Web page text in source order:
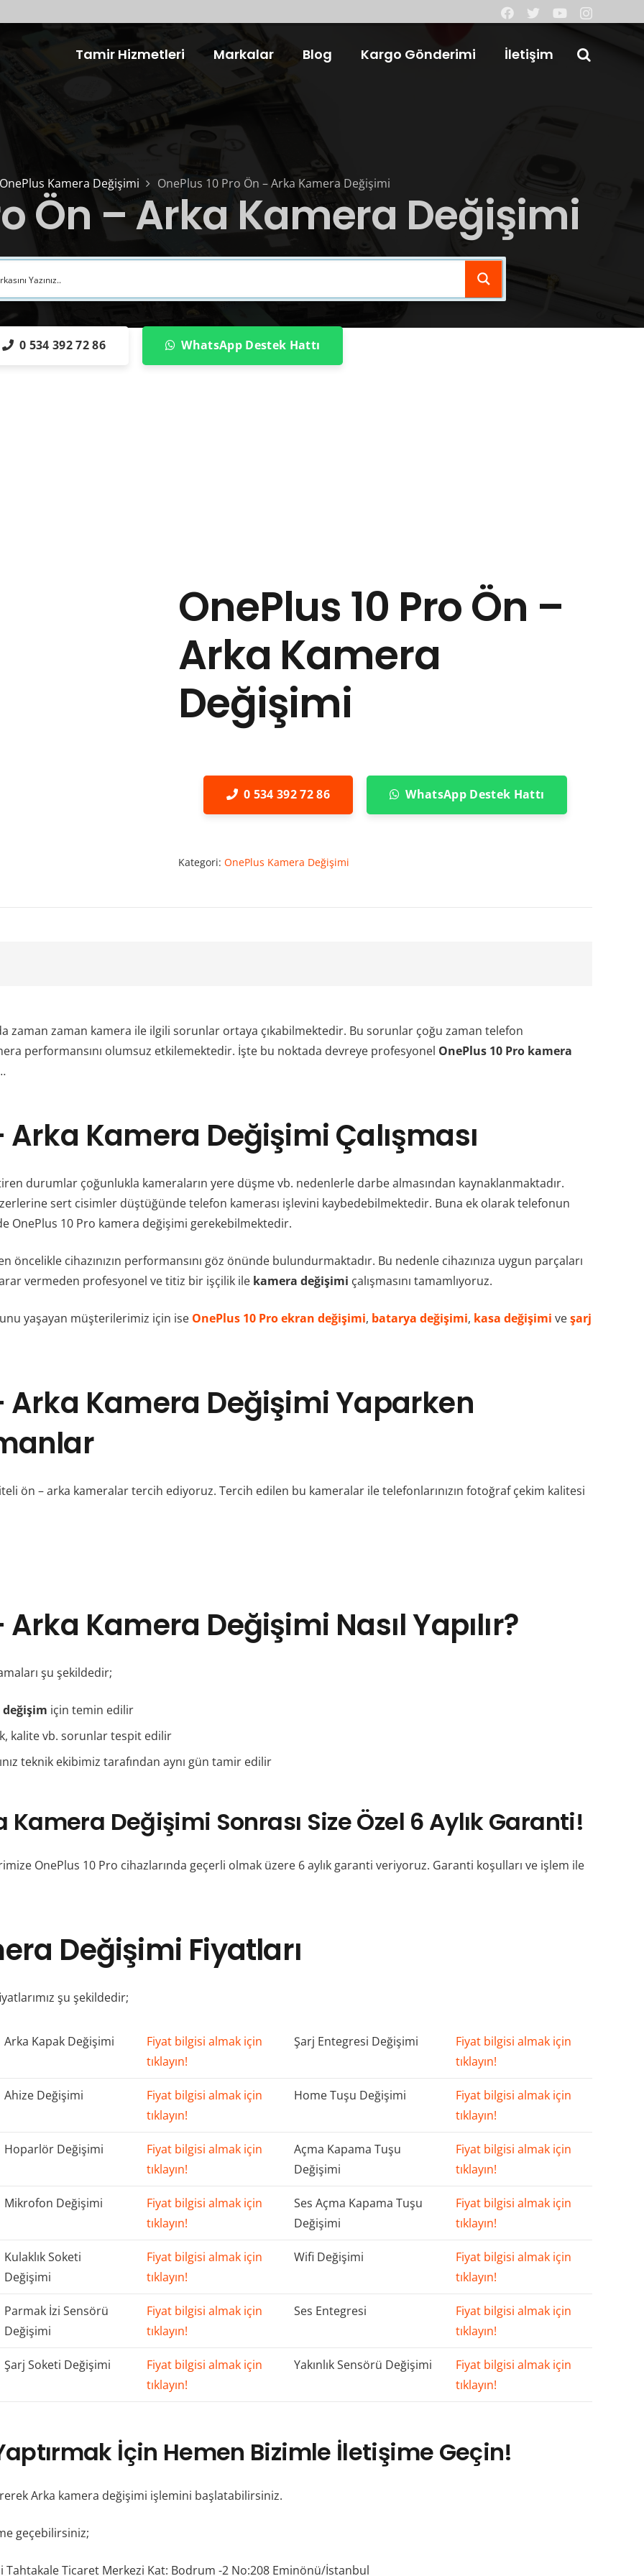
Tamir Hizmetleri Markalar Blog Kargo Gönderimi İletişim
OnePlus Kamera Değişimi OnePlus 10 Pro Ön – Arka Kamera Değişimi
Ön – Arka Kamera Değişimi
0 534 392 72 86 WhatsApp Destek Hattı
OnePlus 10 Pro Ön –
Arka Kamera
Değişimi
0 534 392 72 86 WhatsApp Destek Hattı
Kategori: OnePlus Kamera Değişimi
zaman zaman kamera ile ilgili sorunlar ortaya çıkabilmektedir. Bu sorunlar çoğu zaman telefon
performansını olumsuz etkilemektedir. İşte bu noktada devreye profesyonel OnePlus 10 Pro kamera
Arka Kamera Değişimi Çalışması
durumlar çoğunlukla kameraların yere düşme vb. nedenlerle darbe almasından kaynaklanmaktadır.
sert cisimler düştüğünde telefon kamerası işlevini kaybedebilmektedir. Buna ek olarak telefonun
OnePlus 10 Pro kamera değişimi gerekebilmektedir.
öncelikle cihazınızın performansını göz önünde bulundurmaktadır. Bu nedenle cihazınıza uygun parçaları
vermeden profesyonel ve titiz bir işçilik ile kamera değişimi çalışmasını tamamlıyoruz.
yaşayan müşterilerimiz için ise OnePlus 10 Pro ekran değişimi, batarya değişimi, kasa değişimi veşarj
Arka Kamera Değişimi Yaparken
ön – arka kameralar tercih ediyoruz. Tercih edilen bu kameralar ile telefonlarınızın fotoğraf çekim kalitesi
Arka Kamera Değişimi Nasıl Yapılır?
şu şekildedir;
için temin edilir
kalite vb. sorunlar tespit edilir
teknik ekibimiz tarafından aynı gün tamir edilir
Kamera Değişimi Sonrası Size Özel 6 Aylık Garanti!
OnePlus 10 Pro cihazlarında geçerli olmak üzere 6 aylık garanti veriyoruz. Garanti koşulları ve işlem ile
Değişimi Fiyatları
şu şekildedir;
Arka Kapak Değişimi
Fiyat bilgisi almak için
tıklayın!
Şarj Entegresi Değişimi
Fiyat bilgisi almak için
tıklayın!
Ahize Değişimi
Fiyat bilgisi almak için
tıklayın!
Home Tuşu Değişimi
Fiyat bilgisi almak için
tıklayın!
Hoparlör Değişimi
Fiyat bilgisi almak için
tıklayın!
Açma Kapama Tuşu
Değişimi
Fiyat bilgisi almak için
tıklayın!
Mikrofon Değişimi
Fiyat bilgisi almak için
tıklayın!
Ses Açma Kapama Tuşu
Değişimi
Fiyat bilgisi almak için
tıklayın!
Kulaklık Soketi
Değişimi
Fiyat bilgisi almak için
tıklayın!
Wifi Değişimi
Fiyat bilgisi almak için
tıklayın!
Parmak İzi Sensörü
Değişimi
Fiyat bilgisi almak için
tıklayın!
Ses Entegresi
Fiyat bilgisi almak için
tıklayın!
Şarj Soketi Değişimi
Fiyat bilgisi almak için
tıklayın!
Yakınlık Sensörü Değişimi
Fiyat bilgisi almak için
tıklayın!
İçin Hemen Bizimle İletişime Geçin!
Arka kamera değişimi işlemini başlatabilirsiniz.
geçebilirsiniz;
Ticaret Merkezi Kat: Bodrum -2 No:208 Eminönü/İstanbul